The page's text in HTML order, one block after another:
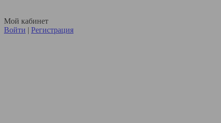
Мой кабинет
Войти | Регистрация